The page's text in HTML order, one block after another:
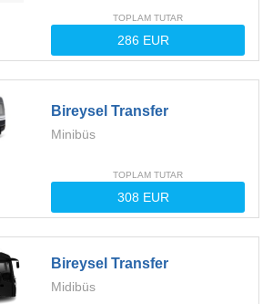
TOPLAM TUTAR
Bireysel Transfer
Minibüs
TOPLAM TUTAR
Bireysel Transfer
Midibüs